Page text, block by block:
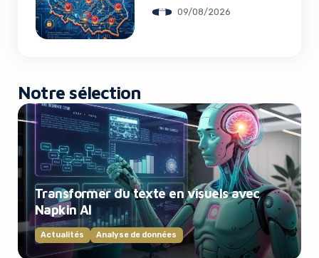
09/08/2026
Notre sélection
Transformer du texte en visuels avec
Napkin AI
Actualités Analyse de données